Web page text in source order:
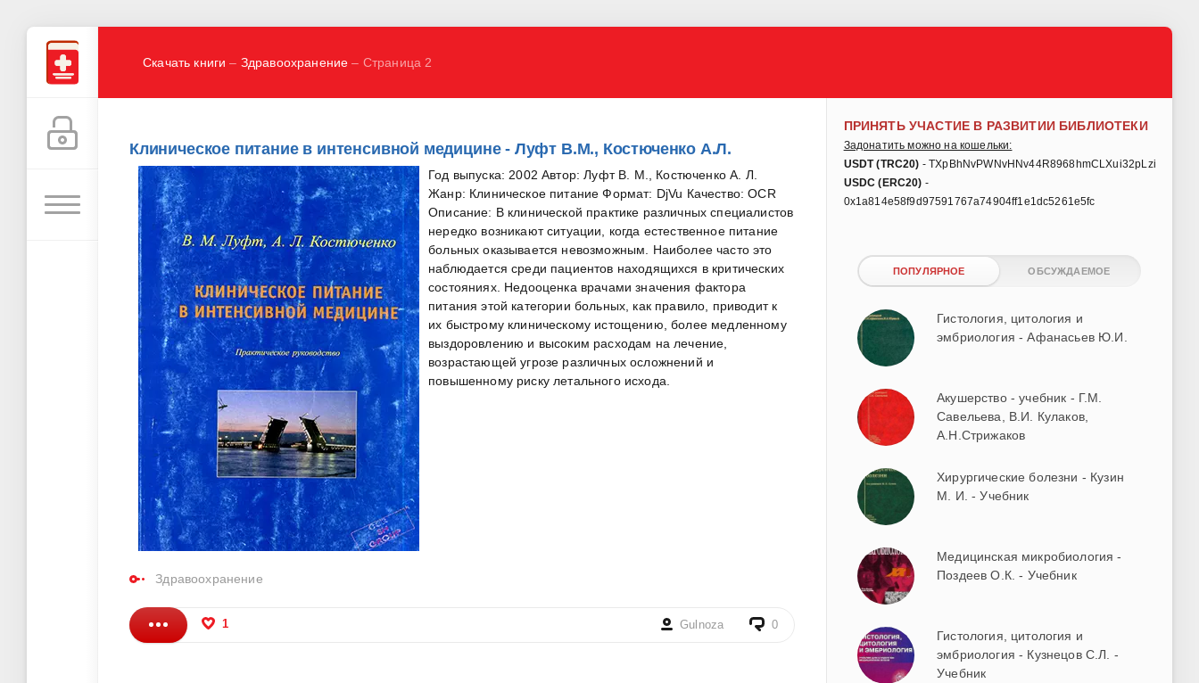
Скачать книги – Здравоохранение – Страница 2
Клиническое питание в интенсивной медицине - Луфт В.М., Костюченко А.Л.
Год выпуска: 2002 Автор: Луфт В. М., Костюченко А. Л.
Жанр: Клиническое питание Формат: DjVu Качество: OCR
Описание: В клинической практике различных специалистов
нередко возникают ситуации, когда естественное питание
больных оказывается невозможным. Наиболее часто это
наблюдается среди пациентов находящихся в критических
состояниях. Недооценка врачами значения фактора
питания этой категории больных, как правило, приводит к
их быстрому клиническому истощению, более медленному
выздоровлению и высоким расходам на лечение,
возрастающей угрозе различных осложнений и
повышенному риску летального исхода.
Здравоохранение
1 Gulnoza 0
ПРИНЯТЬ УЧАСТИЕ В РАЗВИТИИ БИБЛИОТЕКИ
Задонатить можно на кошельки:
USDT (TRC20) - TXpBhNvPWNvHNv44R8968hmCLXui32pLzi
USDC (ERC20) -
0x1a814e58f9d97591767a74904ff1e1dc5261e5fc
ПОПУЛЯРНОЕ ОБСУЖДАЕМОЕ
Гистология, цитология и
эмбриология - Афанасьев Ю.И.
Акушерство - учебник - Г.М.
Савельева, В.И. Кулаков,
А.Н.Стрижаков
Хирургические болезни - Кузин
М. И. - Учебник
Медицинская микробиология -
Поздеев О.К. - Учебник
Гистология, цитология и
эмбриология - Кузнецов С.Л. -
Учебник